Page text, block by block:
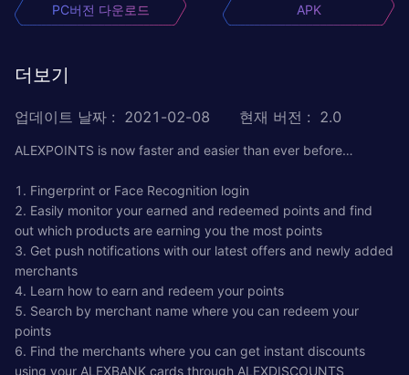
PC버전 다운로드 APK
더보기
업데이트 날짜 : 2021-02-08 현재 버전 : 2.0
ALEXPOINTS is now faster and easier than ever before…
1. Fingerprint or Face Recognition login
2. Easily monitor your earned and redeemed points and find
out which products are earning you the most points
3. Get push notifications with our latest offers and newly added
merchants
4. Learn how to earn and redeem your points
5. Search by merchant name where you can redeem your
points
6. Find the merchants where you can get instant discounts
using your ALEXBANK cards through ALEXDISCOUNTS